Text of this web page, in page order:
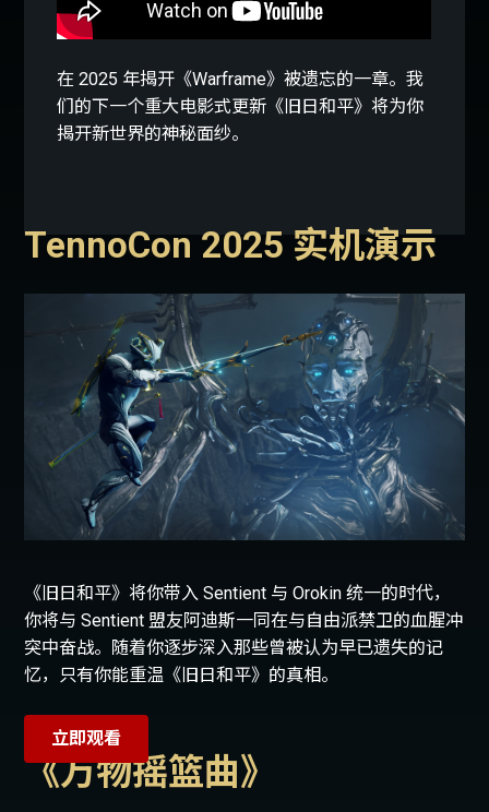
在 2025 年揭开《Warframe》被遗忘的一章。我
们的下一个重大电影式更新《旧日和平》将为你
揭开新世界的神秘面纱。
TennoCon 2025 实机演示
《旧日和平》将你带入 Sentient 与 Orokin 统一的时代，
你将与 Sentient 盟友阿迪斯一同在与自由派禁卫的血腥冲
突中奋战。随着你逐步深入那些曾被认为早已遗失的记
忆，只有你能重温《旧日和平》的真相。
立即观看
《万物摇篮曲》